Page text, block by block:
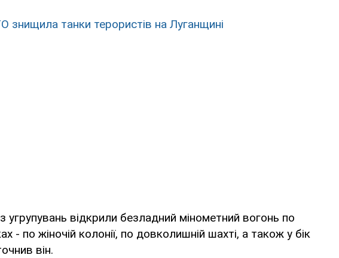
знищила танки терористів на Луганщині
угрупувань відкрили безладний мінометний вогонь по
- по жіночій колонії, по довколишній шахті, а також у бік
він.